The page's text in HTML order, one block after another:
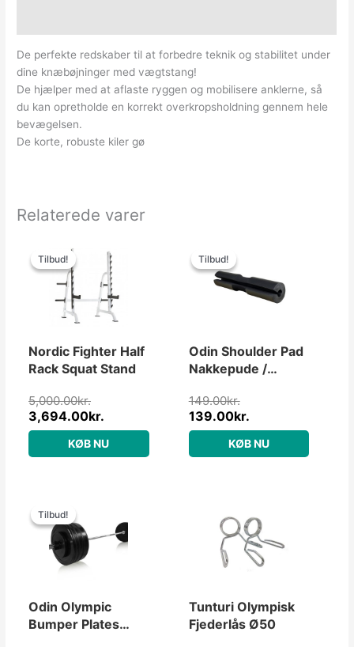
De perfekte redskaber til at forbedre teknik og stabilitet under
dine knæbøjninger med vægtstang!
De hjælper med at aflaste ryggen og mobilisere anklerne, så
du kan opretholde en korrekt overkropsholdning gennem hele
bevægelsen.
De korte, robuste kiler gø
Relaterede varer
Tilbud!
Tilbud!
Nordic Fighter Half
Rack Squat Stand
5,000.00kr.
oprindelige
pris
var:
5,000.00kr..
3,694.00kr.
aktuelle
pris
er:
3,694.00kr..
KØB NU
Tilbud!
Tilbud!
Odin Shoulder Pad
Nakkepude /
Vægtstang
149.00kr.
pris
var:
149.00kr..
139.00kr.
pris
er:
139.00kr..
KØB NU
Tilbud!
Tilbud!
Odin Olympic
Bumper Plates
pris
var:
pris
er:
Tunturi Olympisk
Fjederlås Ø50